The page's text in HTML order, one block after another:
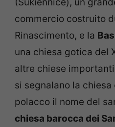
commercio costruito
Rinascimento, e la
una chiesa gotica del
altre chiese
si segnalano la chiesa
polacco il nome del
chiesa barocca dei